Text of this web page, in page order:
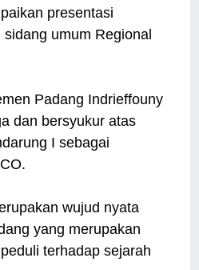
presentasi
umum Regional
Padang Indrieffouny
dan bersyukur atas
I sebagai
wujud nyata
yang merupakan
terhadap sejarah